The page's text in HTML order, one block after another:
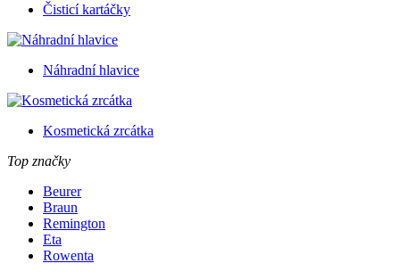
Čisticí kartáčky
Náhradní hlavice
Kosmetická zrcátka
Top značky
Beurer
Braun
Remington
Eta
Rowenta